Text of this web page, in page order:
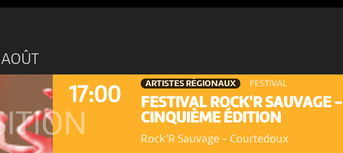
17:00
ARTISTES RÉGIONAUX FESTIVAL
FESTIVAL ROCK'R SAUVAGE -
CINQUIÈME ÉDITION
Rock’R Sauvage - Courtedoux